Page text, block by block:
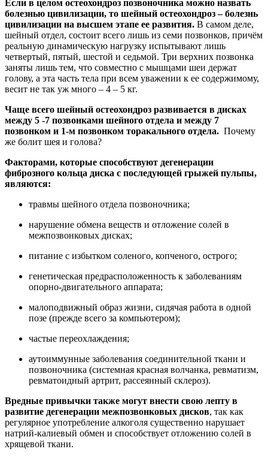
Если в целом остеохондроз позвоночника можно назвать
болезнью цивилизации, то шейный остеохондроз – болезнь
цивилизации на высшем этапе ее развития. В самом деле,
шейный отдел, состоит всего лишь из семи позвонков, причём
реальную динамическую нагрузку испытывают лишь
четвертый, пятый, шестой и седьмой. Три верхних позвонка
заняты лишь тем, что совместно с мышцами шеи держат
голову, а эта часть тела при всем уважении к ее содержимому,
весит не так уж много – 4 – 5 кг.
Чаще всего шейный остеохондроз развивается в дисках
между 5 -7 позвонками шейного отдела и между 7
позвонком и 1-м позвонком торакального отдела. Почему
же болит шея и голова?
Факторами, которые способствуют дегенерации
фиброзного кольца диска с последующей грыжей пульпы,
являются:
травмы шейного отдела позвоночника;
нарушение обмена веществ и отложение солей в
межпозвонковых дисках;
питание с избытком соленого, копченого, острого;
генетическая предрасположенность к заболеваниям
опорно-двигательного аппарата;
малоподвижный образ жизни, сидячая работа в одной
позе (прежде всего за компьютером);
частые переохлаждения;
аутоиммунные заболевания соединительной ткани и
позвоночника (системная красная волчанка, ревматизм,
ревматоидный артрит, рассеянный склероз).
Вредные привычки также могут внести свою лепту в
развитие дегенерации межпозвонковых дисков, так как
регулярное употребление алкоголя существенно нарушает
натрий-калиевый обмен и способствует отложению солей в
хрящевой ткани.